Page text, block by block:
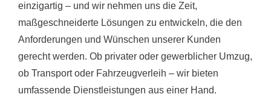
einzigartig – und wir nehmen uns die Zeit,
maßgeschneiderte Lösungen zu entwickeln, die den
Anforderungen und Wünschen unserer Kunden
gerecht werden. Ob privater oder gewerblicher Umzug,
ob Transport oder Fahrzeugverleih – wir bieten
umfassende Dienstleistungen aus einer Hand.